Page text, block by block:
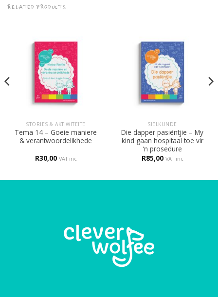
RELATED PRODUCTS
STORIES & AKTIWITEITE
Tema 14 – Goeie maniere
& verantwoordelikhede
R30,00 VAT inc
SIELKUNDE
Die dapper pasiëntjie – My
kind gaan hospitaal toe vir
‘n prosedure
R85,00 VAT inc